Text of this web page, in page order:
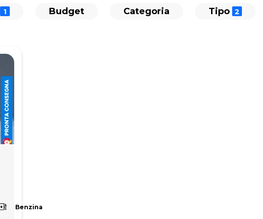
Budget Categoria Tipo
Benzina